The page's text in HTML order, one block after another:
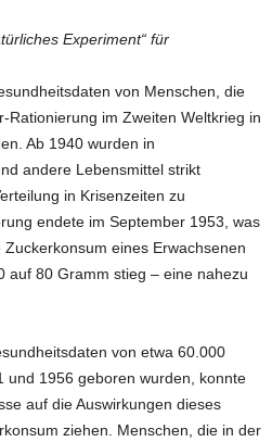
Experiment“ für
von Menschen, die
Rationierung im Zweiten Weltkrieg in
Ab 1940 wurden in
andere Lebensmittel strikt
in Krisenzeiten zu
endete im September 1953, was
eines Erwachsenen
auf 80 Gramm stieg – eine nahezu
von etwa 60.000
und 1956 geboren wurden, konnte
auf die Auswirkungen dieses
ziehen. Menschen, die in der